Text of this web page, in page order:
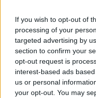
If you wish to opt-out of
processing of your
targeted advertising by
section to confirm your
opt-out request is
interest-based ads
us or personal
your opt-out. You may
Bódis András, a
érdeklődést mutató
emberarcú
névtelen
vagdosott belőle egy
lesztek az elsők!”